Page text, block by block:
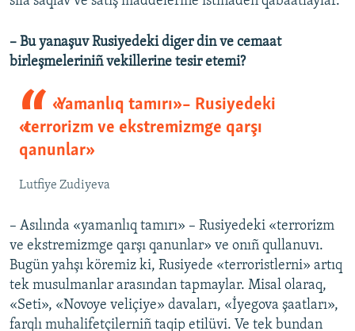
– Bu yanaşuv Rusiyedeki diger din ve cemaat
birleşmeleriniñ vekillerine tesir etemi?
«Yamanlıq tamırı» – Rusiyedeki
«terrorizm ve ekstremizmge qarşı
qanunlar»
Lutfiye Zudiyeva
– Asılında «yamanlıq tamırı» – Rusiyedeki «terrorizm
ve ekstremizmge qarşı qanunlar» ve onıñ qullanuvı.
Bugün yahşı köremiz ki, Rusiyede «terroristlerni» artıq
tek musulmanlar arasından tapmaylar. Misal olaraq,
«Seti», «Novoye veliçiye» davaları, «İyegova şaatları»,
farqlı muhalifetçilerniñ taqip etilüvi. Ve tek bundan